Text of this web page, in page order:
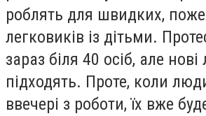
роблять для швидких,
легковиків із дітьми.
зараз біля 40 осіб, але
підходять. Проте, коли
ввечері з роботи, їх вже